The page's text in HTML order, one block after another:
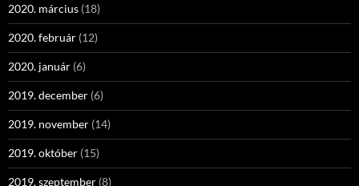
2020. március (18)
2020. február (12)
2020. január (6)
2019. december (6)
2019. november (14)
2019. október (15)
2019. szeptember (8)